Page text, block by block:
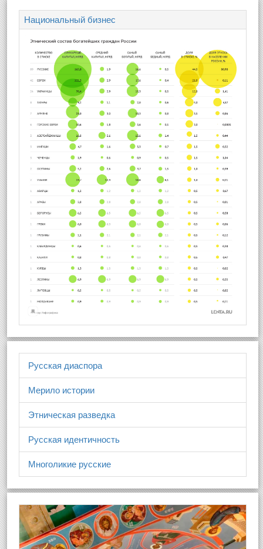
Национальный бизнес
Русская диаспора
Мерило истории
Этническая разведка
Русская идентичность
Многоликие русские